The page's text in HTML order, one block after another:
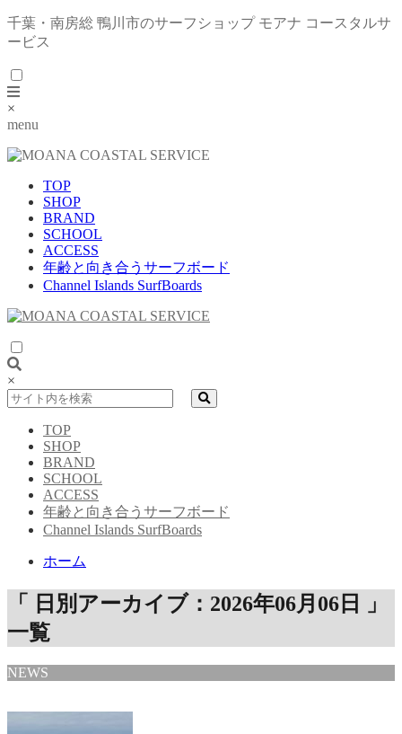
千葉・南房総 鴨川市のサーフショップ モアナ コースタルサ
ービス
×
menu
TOP
SHOP
BRAND
SCHOOL
ACCESS
年齢と向き合うサーフボード
Channel Islands SurfBoards
×
TOP
SHOP
BRAND
SCHOOL
ACCESS
年齢と向き合うサーフボード
Channel Islands SurfBoards
ホーム
「 日別アーカイブ：2026年06月06日 」
一覧
NEWS